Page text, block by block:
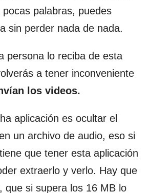
palabras, puedes
sin perder nada de nada.
persona lo reciba de esta
a tener inconveniente
los videos.
aplicación es ocultar el
un archivo de audio, eso si
que tener esta aplicación
extraerlo y verlo. Hay que
que si supera los 16 MB lo